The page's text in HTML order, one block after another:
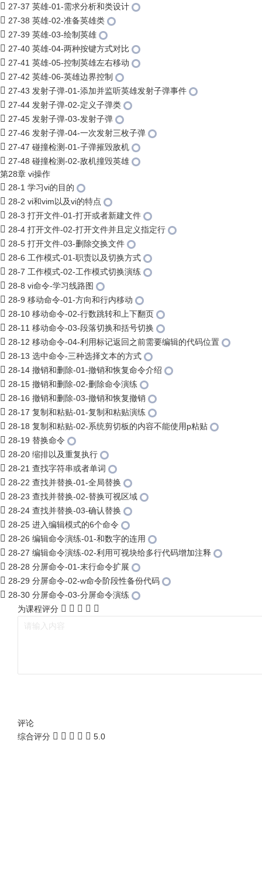
27-37 英雄-01-需求分析和类设计
27-38 英雄-02-准备英雄类
27-39 英雄-03-绘制英雄
27-40 英雄-04-两种按键方式对比
27-41 英雄-05-控制英雄左右移动
27-42 英雄-06-英雄边界控制
27-43 发射子弹-01-添加并监听英雄发射子弹事件
27-44 发射子弹-02-定义子弹类
27-45 发射子弹-03-发射子弹
27-46 发射子弹-04-一次发射三枚子弹
27-47 碰撞检测-01-子弹摧毁敌机
27-48 碰撞检测-02-敌机撞毁英雄
第28章 vi操作
28-1 学习vi的目的
28-2 vi和vim以及vi的特点
28-3 打开文件-01-打开或者新建文件
28-4 打开文件-02-打开文件并且定义指定行
28-5 打开文件-03-删除交换文件
28-6 工作模式-01-职责以及切换方式
28-7 工作模式-02-工作模式切换演练
28-8 vi命令-学习线路图
28-9 移动命令-01-方向和行内移动
28-10 移动命令-02-行数跳转和上下翻页
28-11 移动命令-03-段落切换和括号切换
28-12 移动命令-04-利用标记返回之前需要编辑的代码位置
28-13 选中命令-三种选择文本的方式
28-14 撤销和删除-01-撤销和恢复命令介绍
28-15 撤销和删除-02-删除命令演练
28-16 撤销和删除-03-撤销和恢复撤销
28-17 复制和粘贴-01-复制和粘贴演练
28-18 复制和粘贴-02-系统剪切板的内容不能使用p粘贴
28-19 替换命令
28-20 缩排以及重复执行
28-21 查找字符串或者单词
28-22 查找并替换-01-全局替换
28-23 查找并替换-02-替换可视区域
28-24 查找并替换-03-确认替换
28-25 进入编辑模式的6个命令
28-26 编辑命令演练-01-和数字的连用
28-27 编辑命令演练-02-利用可视块给多行代码增加注释
28-28 分屏命令-01-末行命令扩展
28-29 分屏命令-02-w命令阶段性备份代码
28-30 分屏命令-03-分屏命令演练
为课程评分
评论
综合评分
5.0